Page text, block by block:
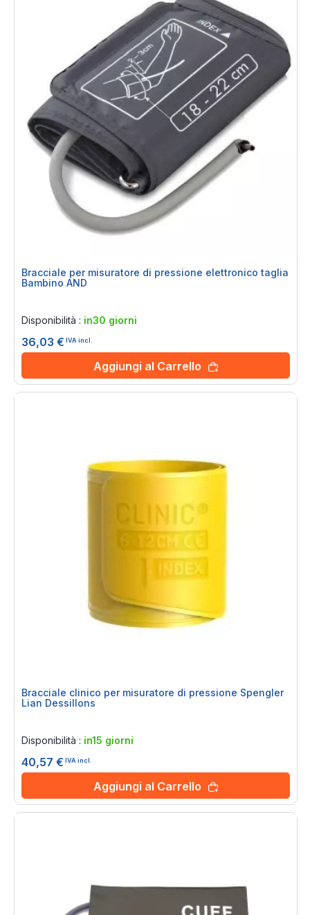
Bracciale per misuratore di pressione elettronico taglia
Bambino AND
Disponibilità : in30 giorni
36,03 € IVA incl.
Aggiungi al Carrello
Bracciale clinico per misuratore di pressione Spengler
Lian Dessillons
Disponibilità : in15 giorni
40,57 € IVA incl.
Aggiungi al Carrello